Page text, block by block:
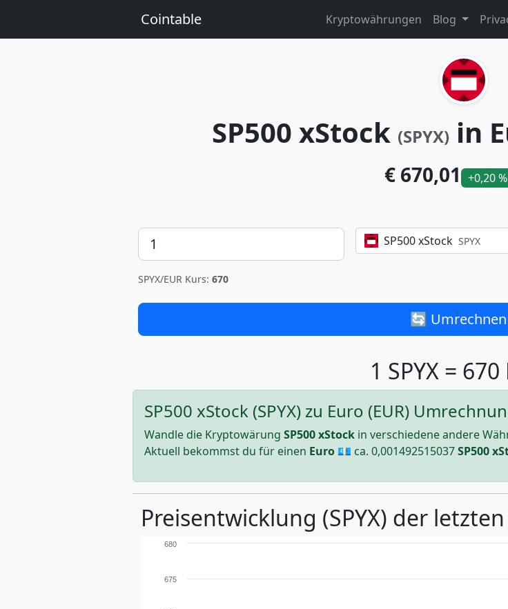
Cointable Kryptowährungen Blog
SP500 xStock (SPYX) in
€ 670,01 +0,20
Betrag SP500 xStock SPYX
SPYX/EUR Kurs: 670
🔄 Umrechnen
1 SPYX = 670
SP500 xStock (SPYX) zu Euro (EUR)
Wandle die Kryptowärung SP500 xStock in verschiedene andere
Aktuell bekommst du für einen Euro 💶 ca. 0,001492515037SP500
Preisentwicklung (SPYX) der letzten
675
680